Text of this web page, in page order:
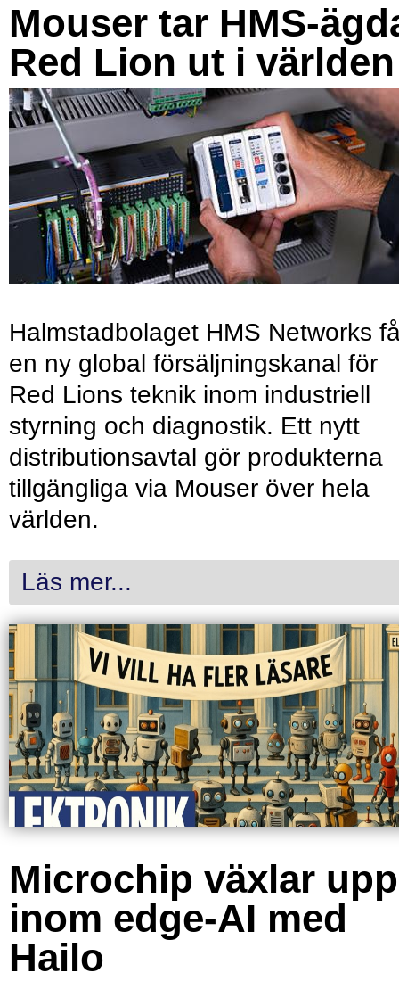
Mouser tar HMS-
Red Lion ut i världen
Halmstadbolaget HMS Networks
en ny global försäljningskanal för
Red Lions teknik inom industriell
styrning och diagnostik. Ett nytt
distributionsavtal gör produkterna
tillgängliga via Mouser över hela
världen.
Läs mer...
Microchip växlar upp
inom edge-AI med
Hailo